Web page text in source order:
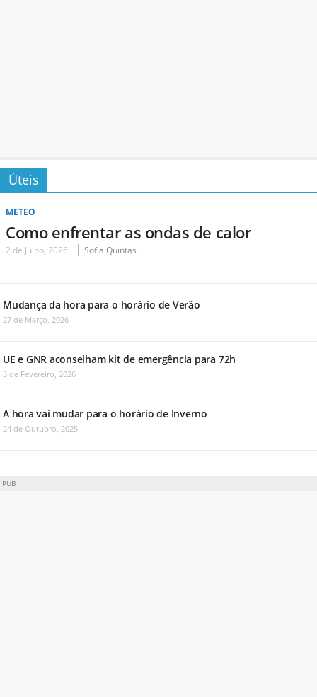
Úteis
METEO
Como enfrentar as ondas de calor
2 de Julho, 2026 Sofia Quintas
Mudança da hora para o horário de Verão
27 de Março, 2026
UE e GNR aconselham kit de emergência para 72h
3 de Fevereiro, 2026
A hora vai mudar para o horário de Inverno
24 de Outubro, 2025
PUB